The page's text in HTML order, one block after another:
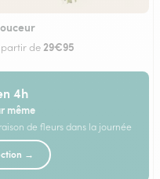
de29€95
4h
même
de fleurs dans la journée
→